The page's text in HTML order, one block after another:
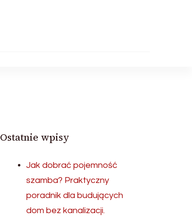
Ostatnie wpisy
Jak dobrać pojemność
szamba? Praktyczny
poradnik dla budujących
dom bez kanalizacji.